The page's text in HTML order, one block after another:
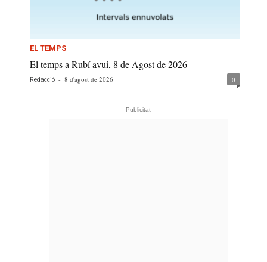
EL TEMPS
El temps a Rubí avui, 8 de Agost de 2026
Redacció - 8 d'agost de 2026 0
- Publicitat -